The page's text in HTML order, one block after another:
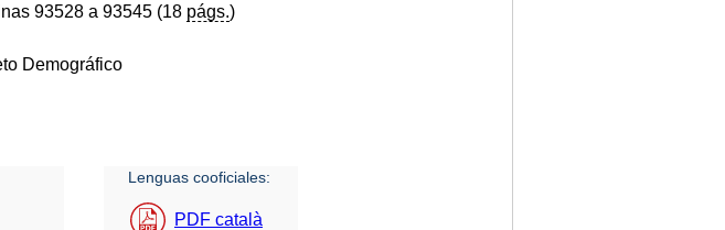
93528 a 93545 (18 págs.)
Demográfico
Lenguas cooficiales:
PDF català